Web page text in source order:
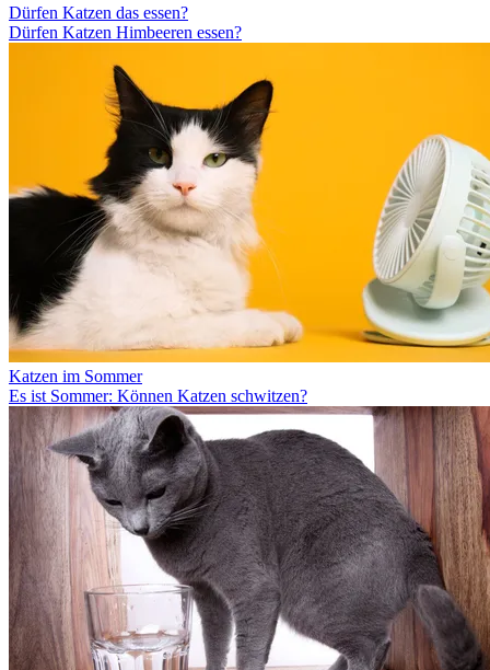
Dürfen Katzen das essen?
Dürfen Katzen Himbeeren essen?
Katzen im Sommer
Es ist Sommer: Können Katzen schwitzen?